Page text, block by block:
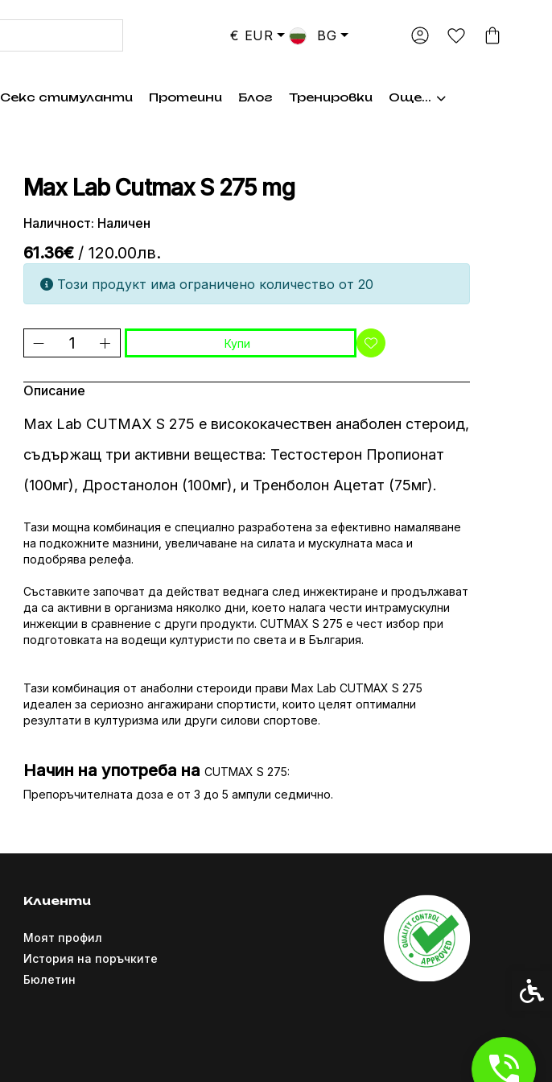
€ EUR BG
Тренировки
Секс стимуланти Протеини Блог Още...
Max Lab Cutmax S 275 mg
Наличност: Наличен
61.36€ / 120.00лв.
Този продукт има ограничено количество от 20
Купи
Описание
Max Lab CUTMAX S 275 е висококачествен анаболен стероид,
съдържащ три активни вещества: Тестостерон Пропионат
(100мг), Дростанолон (100мг), и Тренболон Ацетат (75мг).
Тази мощна комбинация е специално разработена за ефективно намаляване
на подкожните мазнини, увеличаване на силата и мускулната маса и
подобрява релефа.
Съставките започват да действат веднага след инжектиране и продължават
да са активни в организма няколко дни, което налага чести интрамускулни
инжекции в сравнение с други продукти. CUTMAX S 275 е чест избор при
подготовката на водещи културисти по света и в България.
Тази комбинация от анаболни стероиди прави Max Lab CUTMAX S 275
идеален за сериозно ангажирани спортисти, които целят оптимални
резултати в културизма или други силови спортове.
Начин на употреба на CUTMAX S 275:
Препоръчителната доза е от 3 до 5 ампули седмично.
Клиенти
Моят профил
История на поръчките
Бюлетин